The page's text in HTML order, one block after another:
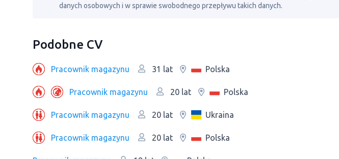
danych osobowych i w sprawie swobodnego przepływu takich danych.
Podobne CV
Рracownik magazynu 31 lat Polska
Рracownik magazynu 20 lat Polska
Рracownik magazynu 20 lat Ukraina
Рracownik magazynu 20 lat Polska